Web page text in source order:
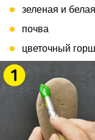
зеленая и
почва
цветочный